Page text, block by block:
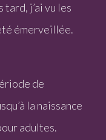
tard, j’ai vu les
émerveillée.
de
la naissance
adultes.